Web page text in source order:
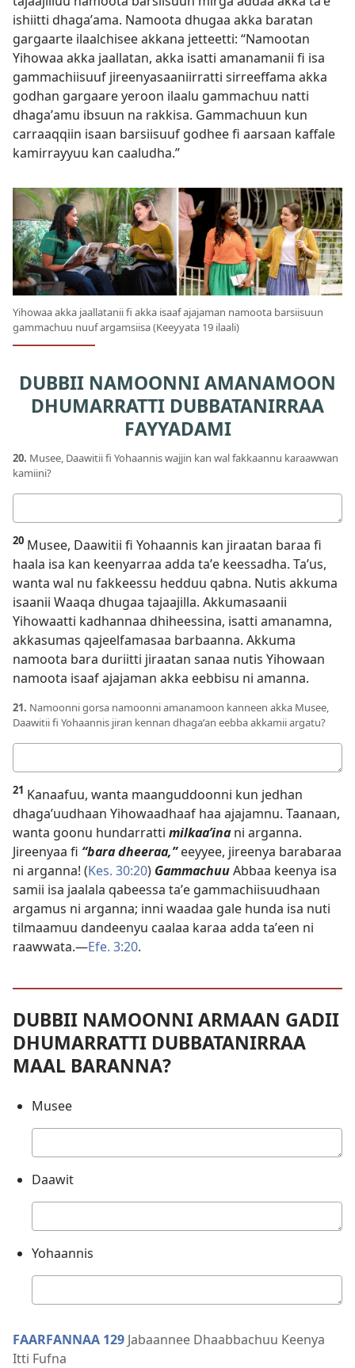
ishiitti dhagaʼama. Namoota dhugaa akka baratan
gargaarte ilaalchisee akkana jetteetti: “Namootan
Yihowaa akka jaallatan, akka isatti amanamanii fi isa
gammachiisuuf jireenyasaaniirratti sirreeffama akka
godhan gargaare yeroon ilaalu gammachuu natti
dhagaʼamu ibsuun na rakkisa. Gammachuun kun
carraaqqiin isaan barsiisuuf godhee fi aarsaan kaffale
kamirrayyuu kan caaludha.”
Yihowaa akka jaallatanii fi akka isaaf ajajaman namoota barsiisuun
gammachuu nuuf argamsiisa (Keeyyata 19 ilaali)
DUBBII NAMOONNI AMANAMOON
DHUMARRATTI DUBBATANIRRAA
FAYYADAMI
20. Musee, Daawitii fi Yohaannis wajjin kan wal fakkaannu karaawwan
kamiini?
kee
20 Musee, Daawitii fi Yohaannis kan jiraatan baraa fi
haala isa kan keenyarraa adda taʼe keessadha. Taʼus,
wanta wal nu fakkeessu hedduu qabna. Nutis akkuma
isaanii Waaqa dhugaa tajaajilla. Akkumasaanii
Yihowaatti kadhannaa dhiheessina, isatti amanamna,
akkasumas qajeelfamasaa barbaanna. Akkuma
namoota bara duriitti jiraatan sanaa nutis Yihowaan
namoota isaaf ajajaman akka eebbisu ni amanna.
21. Namoonni gorsa namoonni amanamoon kanneen akka Musee,
Daawitii fi Yohaannis jiran kennan dhagaʼan eebba akkamii argatu?
kee
21 Kanaafuu, wanta maanguddoonni kun jedhan
dhagaʼuudhaan Yihowaadhaaf haa ajajamnu. Taanaan,
wanta goonu hundarratti milkaaʼinani arganna.
Jireenyaa fi “bara dheeraa,”eeyyee, jireenya barabaraa
ni arganna! (Kes. 30:20) GammachuuAbbaa keenya isa
samii isa jaalala qabeessa taʼe gammachiisuudhaan
argamus ni arganna; inni waadaa gale hunda isa nuti
tilmaamuu dandeenyu caalaa karaa adda taʼeen ni
raawwata.—Efe. 3:20.
DUBBII NAMOONNI ARMAAN GADII
DHUMARRATTI DUBBATANIRRAA
MAAL BARANNA?
Musee
kee
Daawit
kee
Yohaannis
kee
FAARFANNAA 129 Jabaannee Dhaabbachuu Keenya
Itti Fufna